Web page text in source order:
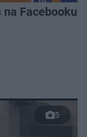
Facebooku!
5